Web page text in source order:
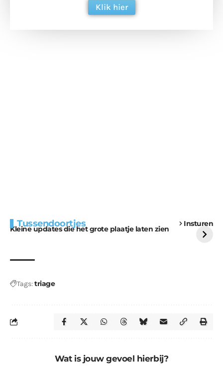
Klik hier
Tussendoortjes Insturen
Kleine updates die het grote plaatje laten zien
voor kabouters
uitdaging
Tags:triage
Wat is jouw gevoel hierbij?